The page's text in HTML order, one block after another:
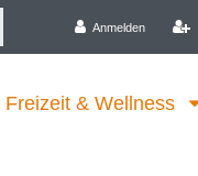
Anmelden
Freizeit & Wellness